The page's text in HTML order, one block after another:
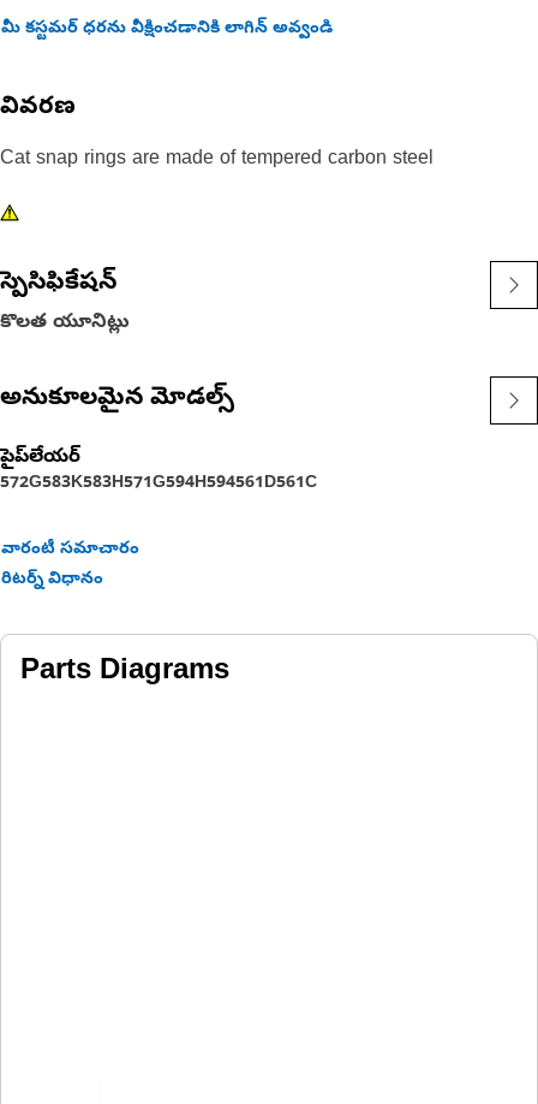
మీ కస్టమర్ ధరను వీక్షించడానికి లాగిన్ అవ్వండి
వివరణ
Cat snap rings are made of tempered carbon steel
స్పెసిఫికేషన్
కొలత యూనిట్లు
అనుకూలమైన మోడల్స్
పైప్‌లేయర్
572G583K583H571G594H594561D561C
వారంటీ సమాచారం
రిటర్న్ విధానం
Parts Diagrams